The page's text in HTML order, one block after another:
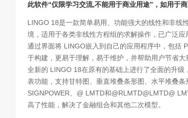
此软件“仅限学习交流,不能用于商业用途”，如用于
LINGO 18是一款简单易用、功能强大的线性和非线
境，适用于各类非线性方程组的求解操作，已广泛
通过界面将 LINGO嵌入到自己的应用程序中，包括
于构建，更易于理解，易于维护，并帮助用户节省大
全新的 LINGO 18在原有的基础上进行了全面的升
表功能，支持甘特图、垂直堆叠条形图、水平堆叠
SIGNPOWER、@ LMTD和@RLMTD@LMTD@
高了性能，解决了金融组合和其他二次模型。